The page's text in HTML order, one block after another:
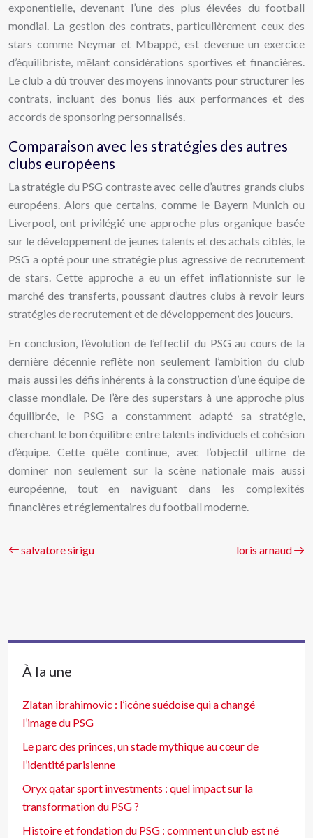
exponentielle, devenant l’une des plus élevées du football
mondial. La gestion des contrats, particulièrement ceux des
stars comme Neymar et Mbappé, est devenue un exercice
d’équilibriste, mêlant considérations sportives et financières.
Le club a dû trouver des moyens innovants pour structurer les
contrats, incluant des bonus liés aux performances et des
accords de sponsoring personnalisés.
Comparaison avec les stratégies des autres
clubs européens
La stratégie du PSG contraste avec celle d’autres grands clubs
européens. Alors que certains, comme le Bayern Munich ou
Liverpool, ont privilégié une approche plus organique basée
sur le développement de jeunes talents et des achats ciblés, le
PSG a opté pour une stratégie plus agressive de recrutement
de stars. Cette approche a eu un effet inflationniste sur le
marché des transferts, poussant d’autres clubs à revoir leurs
stratégies de recrutement et de développement des joueurs.
En conclusion, l’évolution de l’effectif du PSG au cours de la
dernière décennie reflète non seulement l’ambition du club
mais aussi les défis inhérents à la construction d’une équipe de
classe mondiale. De l’ère des superstars à une approche plus
équilibrée, le PSG a constamment adapté sa stratégie,
cherchant le bon équilibre entre talents individuels et cohésion
d’équipe. Cette quête continue, avec l’objectif ultime de
dominer non seulement sur la scène nationale mais aussi
européenne, tout en naviguant dans les complexités
financières et réglementaires du football moderne.
salvatore sirigu loris arnaud
À la une
Zlatan ibrahimovic : l’icône suédoise qui a changé
l’image du PSG
Le parc des princes, un stade mythique au cœur de
l’identité parisienne
Oryx qatar sport investments : quel impact sur la
transformation du PSG ?
Histoire et fondation du PSG : comment un club est né